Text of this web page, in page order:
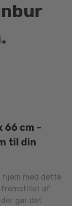
66 cm –
til din
med dette
fremstillet af
gør det